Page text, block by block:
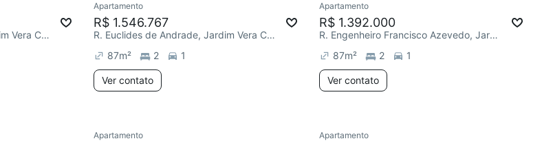
R. Euclides de Andrade, Jardim Vera Cruz
Apartamento
R$ 1.546.767
R. Euclides de Andrade, Jardim Vera Cruz
87m² 2 1
Ver contato
Apartamento
R$ 1.392.000
R. Engenheiro Francisco Azevedo, Jardim Vera Cruz
87m² 2 1
Ver contato
Apartamento Apartamento